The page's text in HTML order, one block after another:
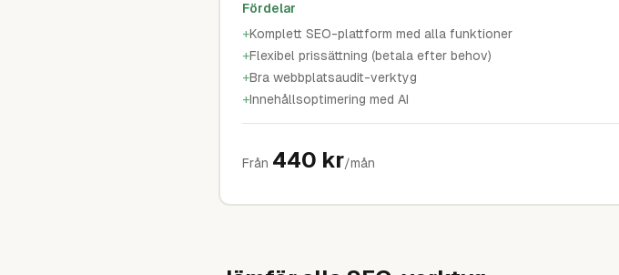
Fördelar
+Komplett SEO-plattform med alla funktioner
+Flexibel prissättning (betala efter behov)
+Bra webbplatsaudit-verktyg
+Innehållsoptimering med AI
Från 440 kr/mån